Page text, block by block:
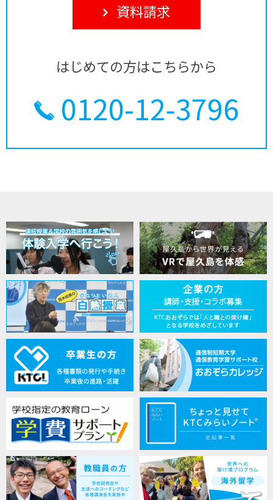
資料請求
はじめての方はこちらから
0120-12-3796